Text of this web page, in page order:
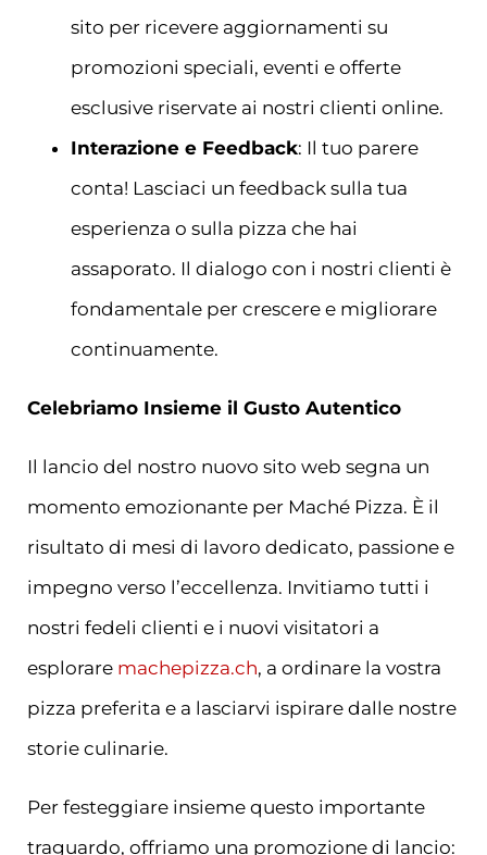
sito per ricevere aggiornamenti su
promozioni speciali, eventi e offerte
esclusive riservate ai nostri clienti online.
Interazione e Feedback: Il tuo parere
conta! Lasciaci un feedback sulla tua
esperienza o sulla pizza che hai
assaporato. Il dialogo con i nostri clienti è
fondamentale per crescere e migliorare
continuamente.
Celebriamo Insieme il Gusto Autentico
Il lancio del nostro nuovo sito web segna un
momento emozionante per Maché Pizza. È il
risultato di mesi di lavoro dedicato, passione e
impegno verso l’eccellenza. Invitiamo tutti i
nostri fedeli clienti e i nuovi visitatori a
esplorare machepizza.ch, a ordinare la vostra
pizza preferita e a lasciarvi ispirare dalle nostre
storie culinarie.
Per festeggiare insieme questo importante
traguardo, offriamo una promozione di lancio: